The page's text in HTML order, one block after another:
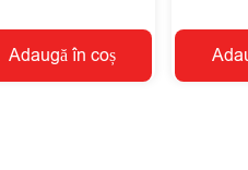
Adaugă în coș